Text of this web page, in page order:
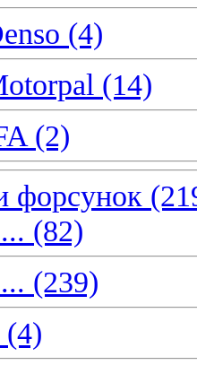
(4)
(14)
(2)
форсунок
(82)
(239)